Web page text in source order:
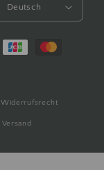
Deutsch
Widerrufsrecht
Versand